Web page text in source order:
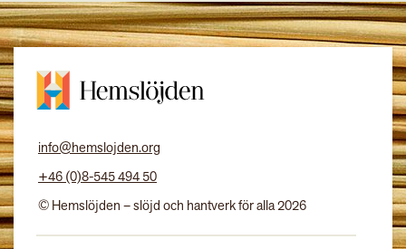
info@hemslojden.org
+46 (0)8-545 494 50
© Hemslöjden – slöjd och hantverk för alla 2026